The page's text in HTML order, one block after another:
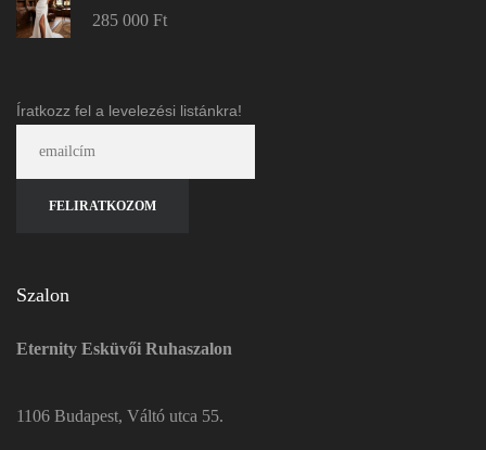
285 000 Ft
Íratkozz fel a levelezési listánkra!
Szalon
Eternity Esküvői Ruhaszalon
1106 Budapest, Váltó utca 55.